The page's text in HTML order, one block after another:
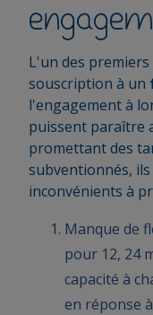
L'un des
souscription à un
l'engagement à
puissent paraître
promettant des
subventionnés,
inconvénients à
Manque de
pour 12, 24
capacité à
en réponse